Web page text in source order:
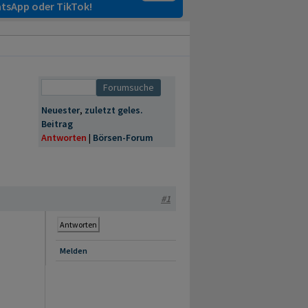
oder TikTok!
Neuester, zuletzt geles.
Beitrag
Antworten | Börsen-Forum
#1
Antworten
Melden